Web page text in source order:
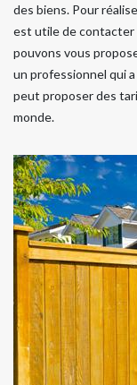
des biens. Pour
est utile de contacter
pouvons vous
un professionnel qui
peut proposer des
monde.